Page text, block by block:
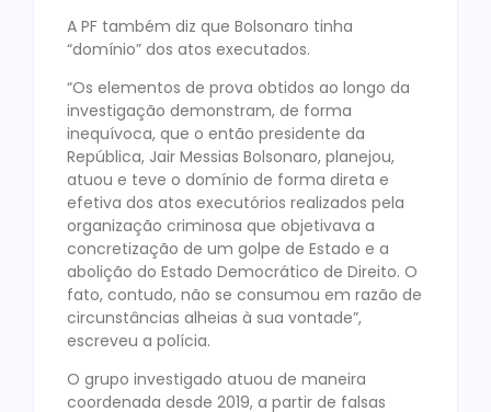
A PF também diz que Bolsonaro tinha
“domínio” dos atos executados.
“Os elementos de prova obtidos ao longo da
investigação demonstram, de forma
inequívoca, que o então presidente da
República, Jair Messias Bolsonaro, planejou,
atuou e teve o domínio de forma direta e
efetiva dos atos executórios realizados pela
organização criminosa que objetivava a
concretização de um golpe de Estado e a
abolição do Estado Democrático de Direito. O
fato, contudo, não se consumou em razão de
circunstâncias alheias à sua vontade”,
escreveu a polícia.
O grupo investigado atuou de maneira
coordenada desde 2019, a partir de falsas